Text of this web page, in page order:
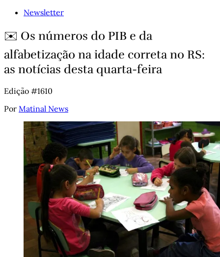
Newsletter
✉️ Os números do PIB e da
alfabetização na idade correta no RS:
as notícias desta quarta-feira
Edição #1610
Por Matinal News